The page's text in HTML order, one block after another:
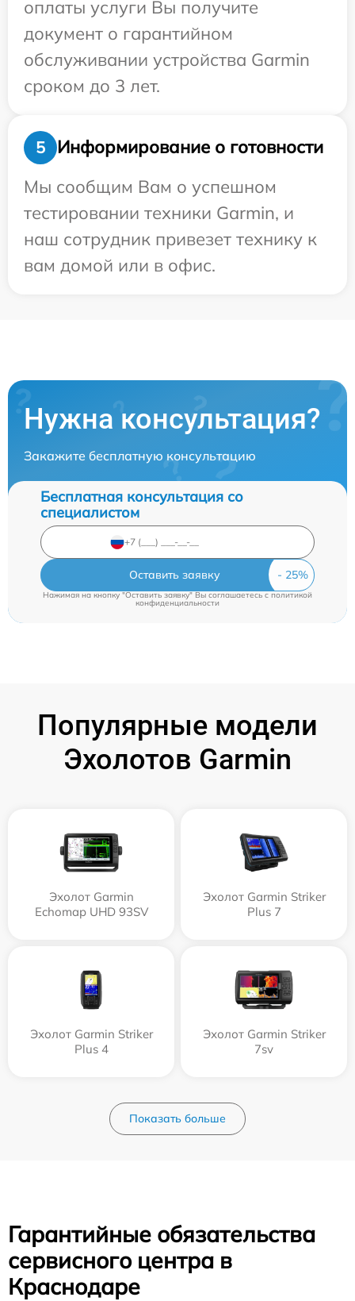
оплаты услуги Вы получите
документ о гарантийном
обслуживании устройства Garmin
сроком до 3 лет.
5
Информирование о готовности
Мы сообщим Вам о успешном
тестировании техники Garmin, и
наш сотрудник привезет технику к
вам домой или в офис.
Нужна консультация?
Закажите бесплатную консультацию
Бесплатная консультация со
специалистом
Оставить заявку
Нажимая на кнопку "Оставить заявку" Вы соглашаетесь cполитикой
конфиденциальности
Популярные модели
Эхолотов Garmin
Эхолот Garmin
Echomap UHD 93SV
Эхолот Garmin Striker
Plus 7
Эхолот Garmin Striker
Plus 4
Эхолот Garmin Striker
7sv
Показать больше
Гарантийные обязательства
сервисного центра в
Краснодаре